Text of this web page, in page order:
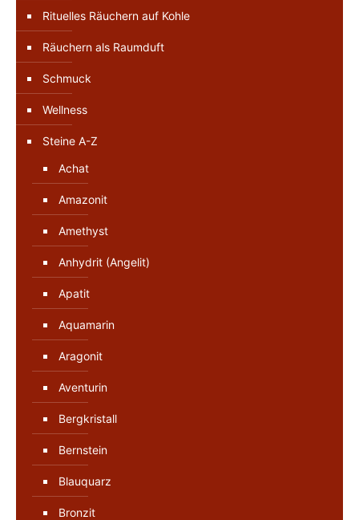
Rituelles Räuchern auf Kohle
Räuchern als Raumduft
Schmuck
Wellness
Steine A-Z
Achat
Amazonit
Amethyst
Anhydrit (Angelit)
Apatit
Aquamarin
Aragonit
Aventurin
Bergkristall
Bernstein
Blauquarz
Bronzit